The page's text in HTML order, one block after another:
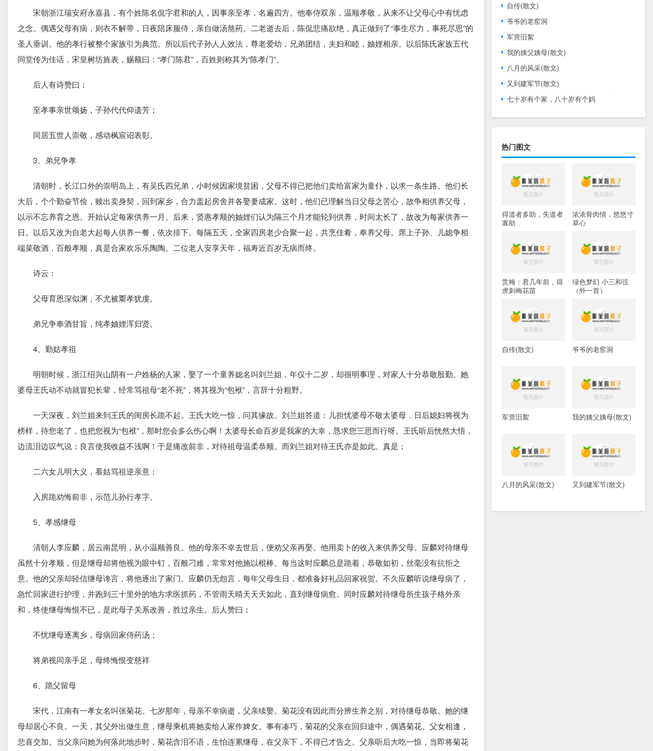
宋朝浙江瑞安府永嘉县，有个姓陈名侃字君和的人，因事亲至孝，名遍四方。他奉侍双亲，温顺孝敬，从来不让父母心中有忧虑
之念。偶遇父母有病，则衣不解带，日夜陪床服侍，亲自做汤熬药。二老逝去后，陈侃悲痛欲绝，真正做到了“事生尽力，事死尽思”的
圣人垂训。他的孝行被整个家族引为典范。所以后代子孙人人效法，尊老爱幼，兄弟团结，夫妇和睦，妯娌相亲。以后陈氏家族五代
同堂传为佳话．宋皇树坊旌表，赐额曰：“孝门陈君”，百姓则称其为“陈孝门”。
后人有诗赞曰；
至孝事亲世颂扬，子孙代代仰遗芳；
同居五世人崇敬，感动枫宸诏表彰。
3、弟兄争孝
清朝时，长江口外的崇明岛上，有吴氏四兄弟，小时候因家境贫困，父母不得已把他们卖给富家为童仆，以求一条生路。他们长
大后，个个勤奋节俭，赎出卖身契，回到家乡，合力盖起房舍并各娶妻成家。这时，他们已理解当日父母之苦心，故争相供养父母，
以示不忘养育之恩。开始认定每家供养一月。后来，贤惠孝顺的妯娌们认为隔三个月才能轮到供养，时间太长了，故改为每家供养一
日。以后又改为自老大起每人供养一餐，依次排下。每隔五天，全家四房老少合聚一起，共烹佳肴，奉养父母。席上子孙、儿媳争相
端菜敬酒，百般孝顺，真是合家欢乐乐陶陶。二位老人安享天年，福寿近百岁无病而终。
诗云：
父母育恩深似渊，不尤被鬻孝犹虔。
弟兄争奉酒甘旨，纯孝妯娌浑归贤。
4、勤姑孝祖
明朝时候，浙江绍兴山阴有一户姓杨的人家，娶了一个童养媳名叫刘兰姐，年仅十二岁，却很明事理，对家人十分恭敬殷勤。她
婆母王氏动不动就冒犯长辈，经常骂祖母“老不死”，将其视为“包袱”，言辞十分粗野。
一天深夜，刘兰姐来到王氏的闺房长跪不起。王氏大吃一惊，问其缘故。刘兰姐答道：儿担忧婆母不敬太婆母．日后媳妇将视为
榜样，待您老了，也把您视为“包袱”，那时您会多么伤心啊！太婆母长命百岁是我家的大幸，恳求您三思而行呀。王氏听后恍然大悟，
边流泪边叹气说：良言使我收益不浅啊！于是痛改前非，对待祖母温柔恭顺。而刘兰姐对待王氏亦是如此。真是；
二六女儿明大义，看姑骂祖逆亲意；
入房跪劝悔前非，示范儿孙行孝字。
5、孝感继母
清朝人李应麟，居云南昆明，从小温顺善良。他的母亲不幸去世后，便劝父亲再娶。他用卖卜的收入来供养父母。应麟对待继母
虽然十分孝顺，但是继母却将他视为眼中钉，百般刁难，常常对他施以棍棒。每当这时应麟总是跪着，恭敬如初，丝毫没有抗拒之
意。他的父亲却轻信继母谗言，将他逐出了家门。应麟仍无怨言，每年父母生日，都准备好礼品回家祝贺。不久应麟听说继母病了，
急忙回家进行护理，并跑到三十里外的地方求医抓药，不管雨天晴天天天如此，直到继母病愈。同时应麟对待继母所生孩子格外亲
和，终使继母悔恨不已，是此母子关系改善，胜过亲生。后人赞曰；
不忧继母逐离乡，母病回家侍药汤；
将弟视同亲手足，母终悔恨变慈祥
6、跪父留母
宋代，江南有一孝女名叫张菊花。七岁那年，母亲不幸病逝，父亲续娶。菊花没有因此而分辨生养之别，对待继母恭敬。她的继
母却居心不良。一天，其父外出做生意，继母乘机将她卖给人家作婢女。事有凑巧，菊花的父亲在回归途中，偶遇菊花。父女相逢，
悲喜交加。当父亲问她为何落此地步时，菊花含泪不语，生怕连累继母，在父亲下，不得已才告之。父亲听后大吃一惊，当即将菊花
自传(散文)
爷爷的老窑洞
军营旧絮
我的姨父姨母(散文)
八月的风采(散文)
又到建军节(散文)
七十岁有个家，八十岁有个妈
热门图文
得道者多助，失道者
寡助
浓浓骨肉情，悠悠寸
草心
赏梅：君几年前，得
虎刺梅花苗
绿色梦幻 小三和弦
（外一首）
自传(散文) 爷爷的老窑洞
军营旧絮 我的姨父姨母(散文)
八月的风采(散文) 又到建军节(散文)